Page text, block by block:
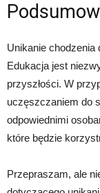
Unikanie chodzenia
Edukacja jest
przyszłości. W
uczęszczaniem do
odpowiednimi
które będzie
Przepraszam, ale